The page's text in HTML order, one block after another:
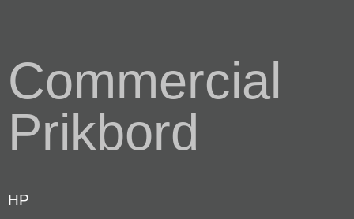
Commercial
Prikbord
HP